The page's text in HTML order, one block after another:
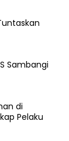
Sambangi
di
Pelaku